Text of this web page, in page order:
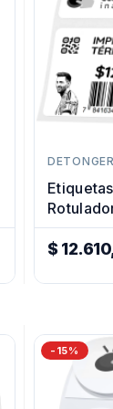
DETONGER
Termica
Colores
$
Precio
Regular
-15%